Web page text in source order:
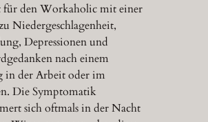
für den Workaholic mit einer
Niedergeschlagenheit,
Depressionen und
nach einem
in der Arbeit oder im
Die Symptomatik
sich oftmals in der Nacht